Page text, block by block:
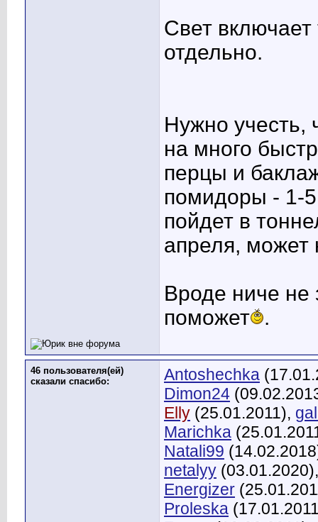
Свет
отдельно.
Нужно учесть,
на много
перцы и
помидоры - 1-
пойдет в
апреля, может
Вроде ниче не
поможет
.
46 пользователя(ей)
сказали cпасибо:
Antoshechka
Dimon24
Elly (25.01.2011),
Marichka
Natali99
netalyy
Energizer
Proleska